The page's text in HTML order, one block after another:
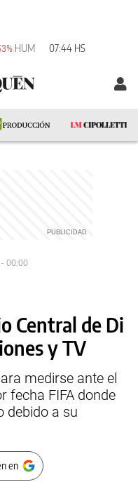
HUM 07:44 HS
- 00:00
Central de Di
y TV
medirse ante el
fecha FIFA donde
debido a su
en